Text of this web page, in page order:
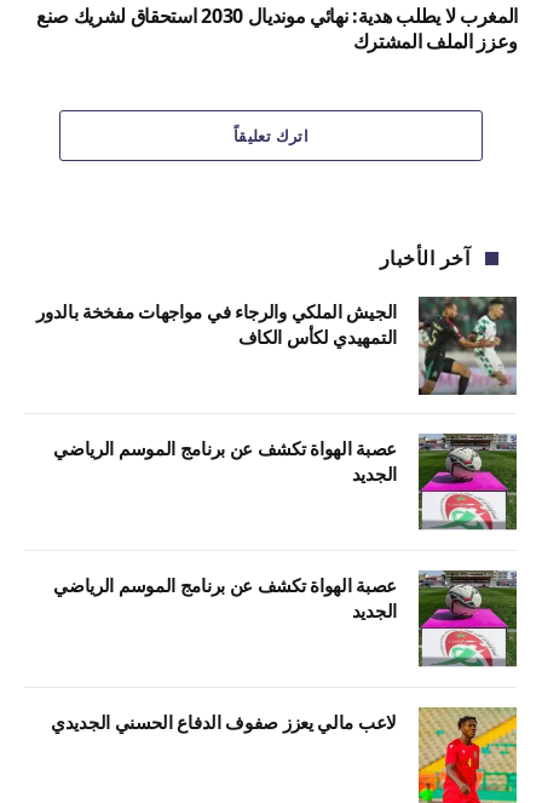
المغرب لا يطلب هدية: نهائي مونديال 2030 استحقاق لشريك صنع
وعزز الملف المشترك
اترك تعليقاً
آخر الأخبار
الجيش الملكي والرجاء في مواجهات مفخخة بالدور
التمهيدي لكأس الكاف
عصبة الهواة تكشف عن برنامج الموسم الرياضي
الجديد
عصبة الهواة تكشف عن برنامج الموسم الرياضي
الجديد
لاعب مالي يعزز صفوف الدفاع الحسني الجديدي